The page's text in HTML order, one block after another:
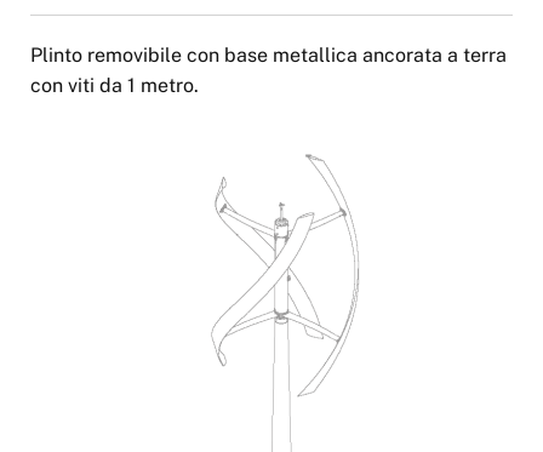
Plinto removibile con base metallica ancorata a terra
con viti da 1 metro.